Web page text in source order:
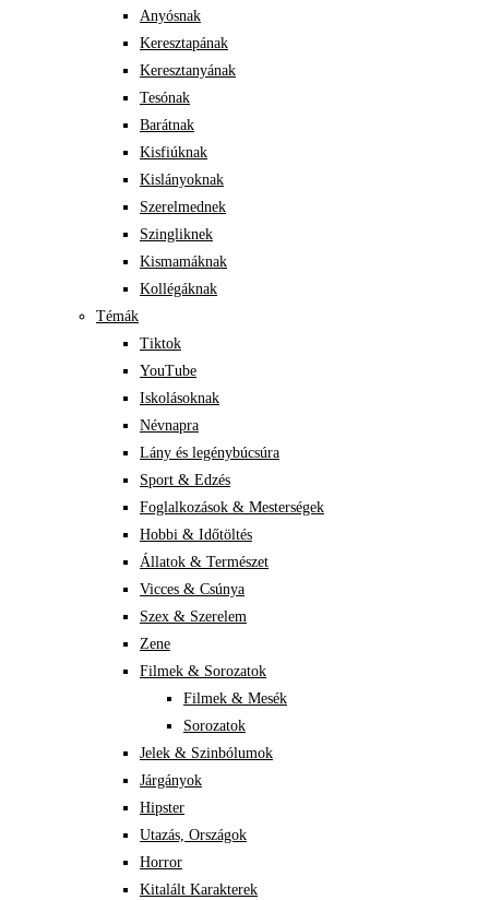
Anyósnak
Keresztapának
Keresztanyának
Tesónak
Barátnak
Kisfiúknak
Kislányoknak
Szerelmednek
Szingliknek
Kismamáknak
Kollégáknak
Témák
Tiktok
YouTube
Iskolásoknak
Névnapra
Lány és legénybúcsúra
Sport & Edzés
Foglalkozások & Mesterségek
Hobbi & Időtöltés
Állatok & Természet
Vicces & Csúnya
Szex & Szerelem
Zene
Filmek & Sorozatok
Filmek & Mesék
Sorozatok
Jelek & Szinbólumok
Járgányok
Hipster
Utazás, Országok
Horror
Kitalált Karakterek